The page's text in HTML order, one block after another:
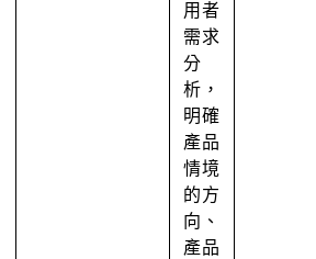
用者
需求
分
析，
明確
產品
情境
的方
向、
產品